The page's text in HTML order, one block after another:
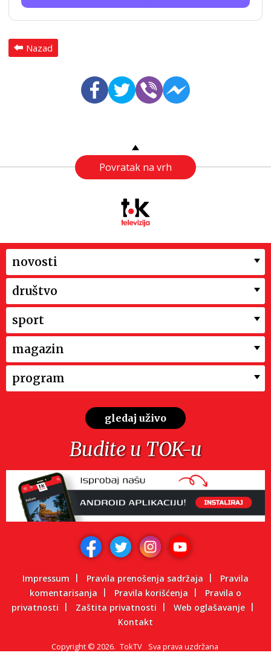
Nazad
Povratak na vrh
novosti
društvo
sport
magazin
program
gledaj uživo
Budite u TOK-u
Impressum Pravila prenošenja sadržaja
Pravila
komentarisanja
Pravila korišćenja
Pravila o
privatnosti
Zaštita privatnosti
Web oglašavanje
Kontakt
Copyright © 2026. TokTV Sva prava uzdržana